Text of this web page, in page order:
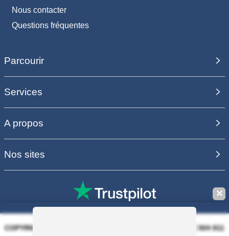
Nous contacter
Questions fréquentes
Parcourir
Services
A propos
Nos sites
COPYRIGHT 2006 - 2025 - EQUIRODI SAS - R.C.S. DOLE 504 811
✕